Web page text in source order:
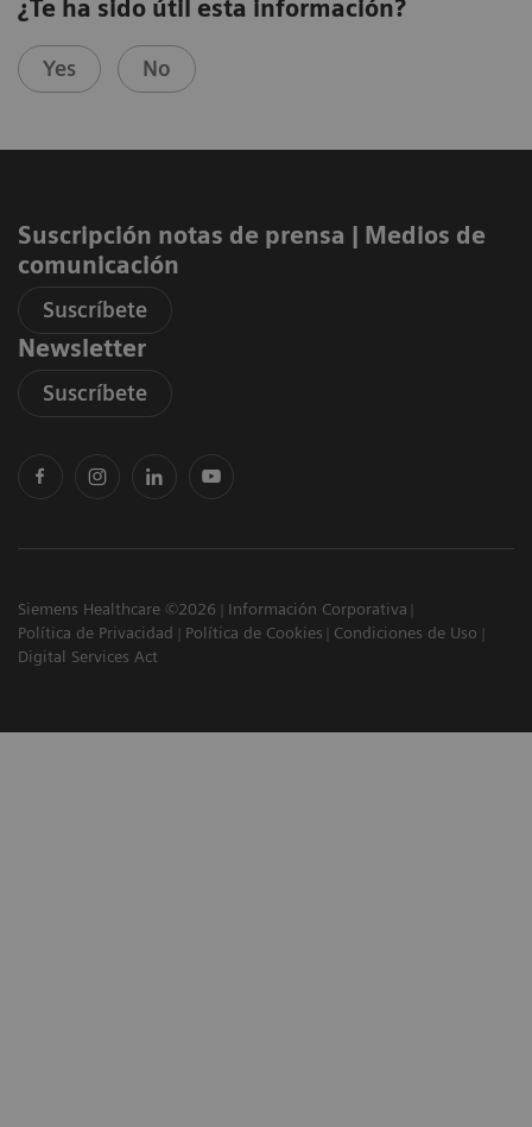
¿Te ha sido útil esta información?
Yes No
Suscripción notas de prensa ​| Medios de
comunicación
Suscríbete
Newsletter
Suscríbete
Siemens Healthcare ©2026
Información Corporativa
Política de Privacidad
Política de Cookies
Condiciones de Uso
Digital Services Act